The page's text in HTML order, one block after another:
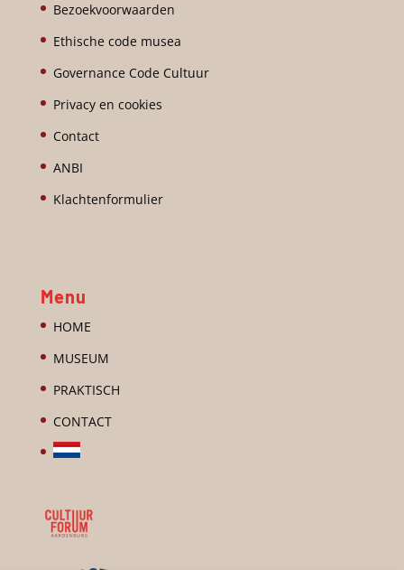
Bezoekvoorwaarden
Ethische code musea
Governance Code Cultuur
Privacy en cookies
Contact
ANBI
Klachtenformulier
Menu
HOME
MUSEUM
PRAKTISCH
CONTACT